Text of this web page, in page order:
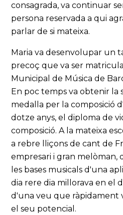
consagrada, va continuar
persona reservada a qui
parlar de si mateixa.
Maria va desenvolupar un
precoç que va ser
Municipal de Música de
En poc temps va obtenir la
medalla per la composició
dotze anys, el diploma de
composició. A la mateixa
a rebre lliçons de cant de
empresari i gran melòman,
les bases musicals d'una
dia rere dia millorava en el
d'una veu que ràpidament
el seu potencial.